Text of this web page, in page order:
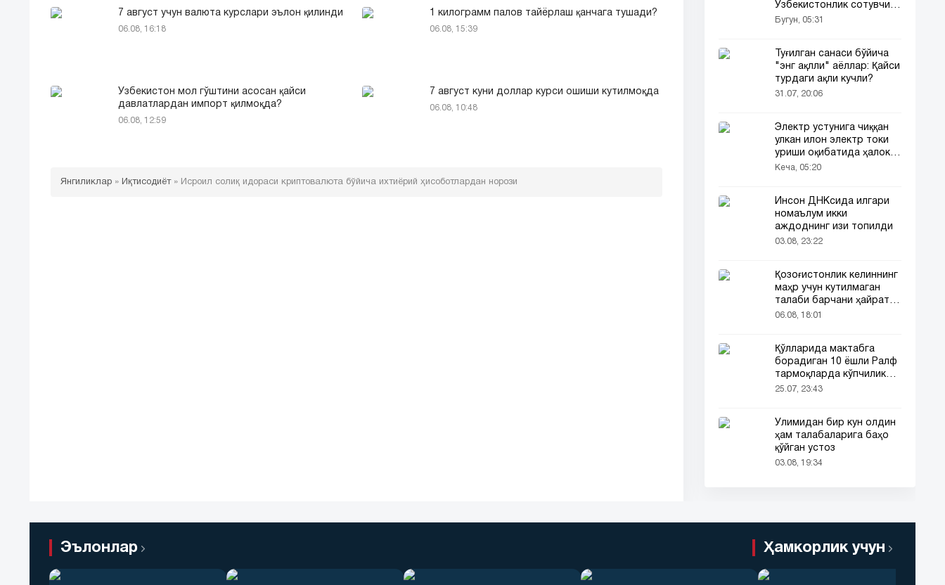
7 август учун валюта курслари эълон қилинди
06.08, 16:18
1 килограмм палов тайёрлаш қанчага тушади?
06.08, 15:39
Ўзбекистон мол гўштини асосан қайси
давлатлардан импорт қилмоқда?
06.08, 12:59
7 август куни доллар курси ошиши кутилмоқда
06.08, 10:48
Янгиликлар » Иқтисодиёт» Исроил солиқ идораси криптовалюта бўйича ихтиёрий ҳисоботлардан норози
Ўзбекистонлик сотувчи
Корея телевидениясида
Бугун, 05:31
Туғилган санаси бўйича
"энг ақлли" аёллар: Қайси
турдаги ақли кучли?
31.07, 20:06
Электр устунига чиққан
улкан илон электр токи
уриши оқибатида ҳалок
бўлди
Кеча, 05:20
Инсон ДНКсида илгари
номаълум икки
аждоднинг изи топилди
03.08, 23:22
Қозоғистонлик келиннинг
маҳр учун кутилмаган
талаби барчани ҳайратга
солди
06.08, 18:01
Қўлларида мактабга
борадиган 10 ёшли Ралф
тармоқларда кўпчиликни
таъсирлантирди
25.07, 23:43
Ўлимидан бир кун олдин
ҳам талабаларига баҳо
қўйган устоз
03.08, 19:34
Эълонлар Ҳамкорлик учун